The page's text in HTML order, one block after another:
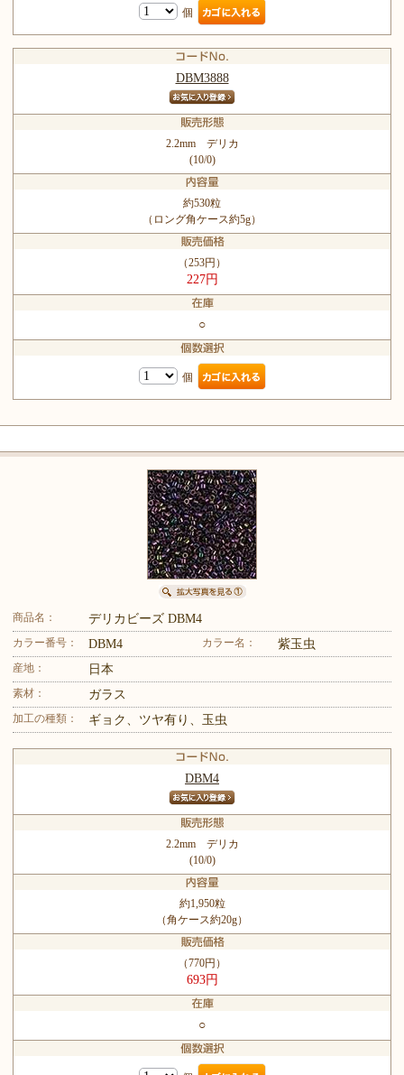
個
DBM3888
2.2mm デリカ
(10/0)
約530粒
（ロング角ケース約5g）
（253円）
227円
○
個
商品名： デリカビーズ DBM4
カラー番号： DBM4 カラー名： 紫玉虫
産地： 日本
素材： ガラス
加工の種類： ギョク、ツヤ有り、玉虫
DBM4
2.2mm デリカ
(10/0)
約1,950粒
（角ケース約20g）
（770円）
693円
○